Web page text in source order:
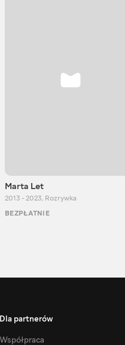
Marta Let
2013 - 2023, Rozrywka
BEZPŁATNIE
Dla partnerów
Współpraca